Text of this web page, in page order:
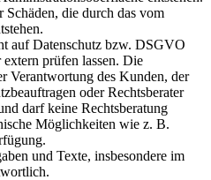
die durch das vom
auf Datenschutz bzw. DSGVO
extern prüfen lassen. Die
Verantwortung des Kunden, der
oder Rechtsberater
darf keine Rechtsberatung
Möglichkeiten wie z. B.
und Texte, insbesondere im